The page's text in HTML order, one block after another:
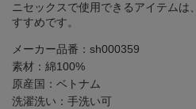
ニセックスで使用できるアイテムは
すすめです。
メーカー品番：sh000359
素材：綿100%
原産国：ベトナム
洗濯洗い：手洗い可